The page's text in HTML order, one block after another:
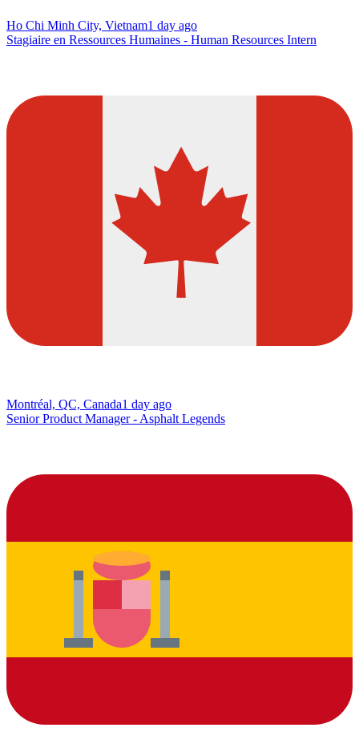
Ho Chi Minh City, Vietnam1 day ago
Stagiaire en Ressources Humaines - Human Resources Intern
Montréal, QC, Canada1 day ago
Senior Product Manager - Asphalt Legends